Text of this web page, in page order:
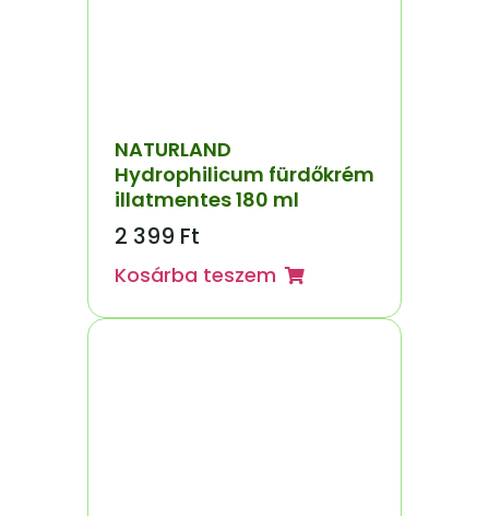
NATURLAND
Hydrophilicum fürdőkrém
illatmentes 180 ml
2 399 Ft
Kosárba teszem